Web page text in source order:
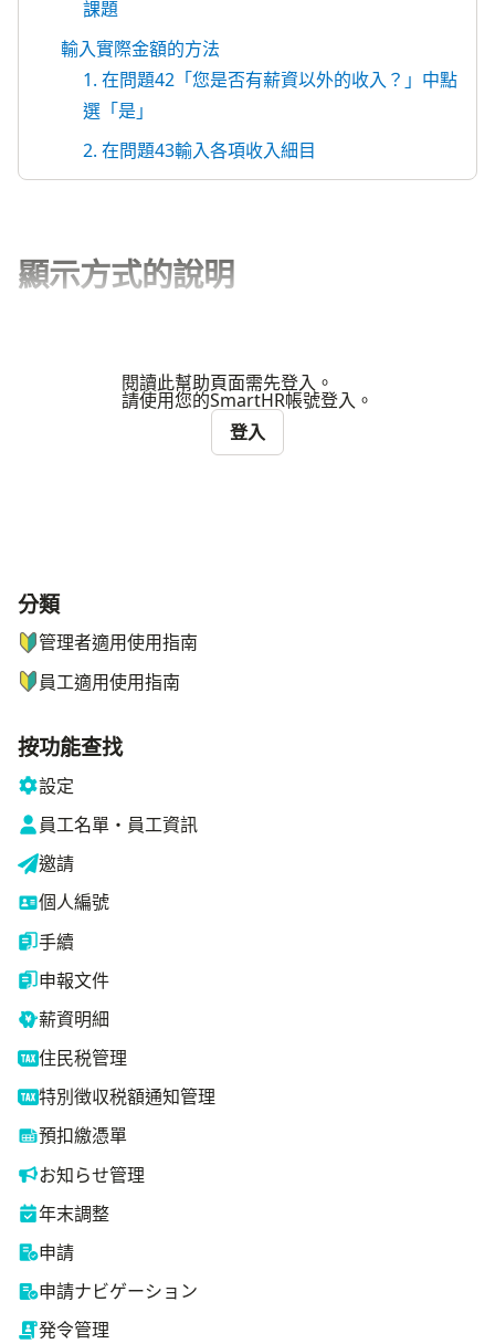
課題
輸入實際金額的方法
1. 在問題42「您是否有薪資以外的收入？」中點
選「是」
2. 在問題43輸入各項收入細目
顯示方式的說明
閱讀此幫助頁面需先登入。
請使用您的SmartHR帳號登入。
登入
ナビゲーションメニュー
分類
管理者適用使用指南
員工適用使用指南
按功能查找
設定
員工名單・員工資訊
邀請
個人編號
手續
申報文件
薪資明細
住民税管理
特別徴収税額通知管理
預扣繳憑單
お知らせ管理
年末調整
申請
申請ナビゲーション
発令管理